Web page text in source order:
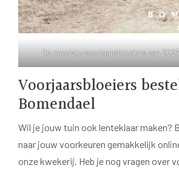
De mooiste voorjaarsbloeiers van
Voorjaarsbloeiers
Bomendael
Wil je jouw tuin ook lenteklaar maken?
naar jouw voorkeuren gemakkelijk
onze kwekerij. Heb je nog vragen over